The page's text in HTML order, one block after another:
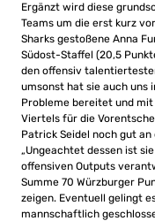
Ergänzt wird diese
Teams um die erst kurz
Sharks gestoßene Anna
Südost-Staffel (20,5
den offensiv
umsonst hat sie auch uns
Probleme bereitet und mit
Viertels für die
Patrick Seidel noch gut
„Ungeachtet dessen ist
offensiven Outputs
Summe 70 Würzburger
zeigen. Eventuell gelingt
mannschaftlich